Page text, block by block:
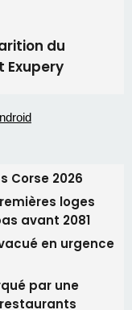
2026
loges
avant 2081
corses
faux vendeur de